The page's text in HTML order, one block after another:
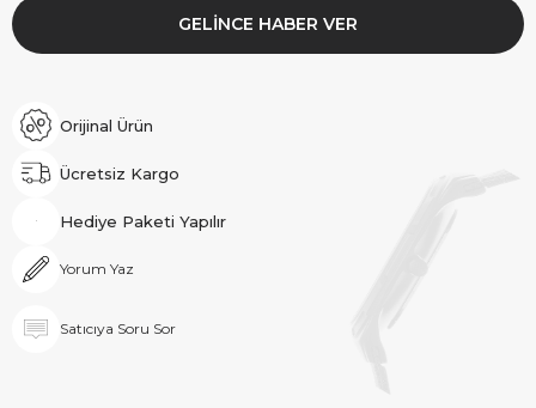
GELINCE HABER VER
Orijinal Ürün
Ücretsiz Kargo
Hediye Paketi Yapılır
Yorum Yaz
Satıcıya Soru Sor